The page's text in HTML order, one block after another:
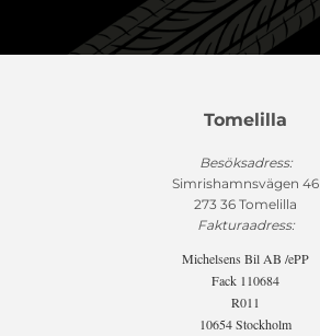
Tomelilla
Besöksadress:
Simrishamnsvägen 46
273 36 Tomelilla
Fakturaadress:
Michelsens Bil AB /ePP
Fack 110684
R011
10654 Stockholm